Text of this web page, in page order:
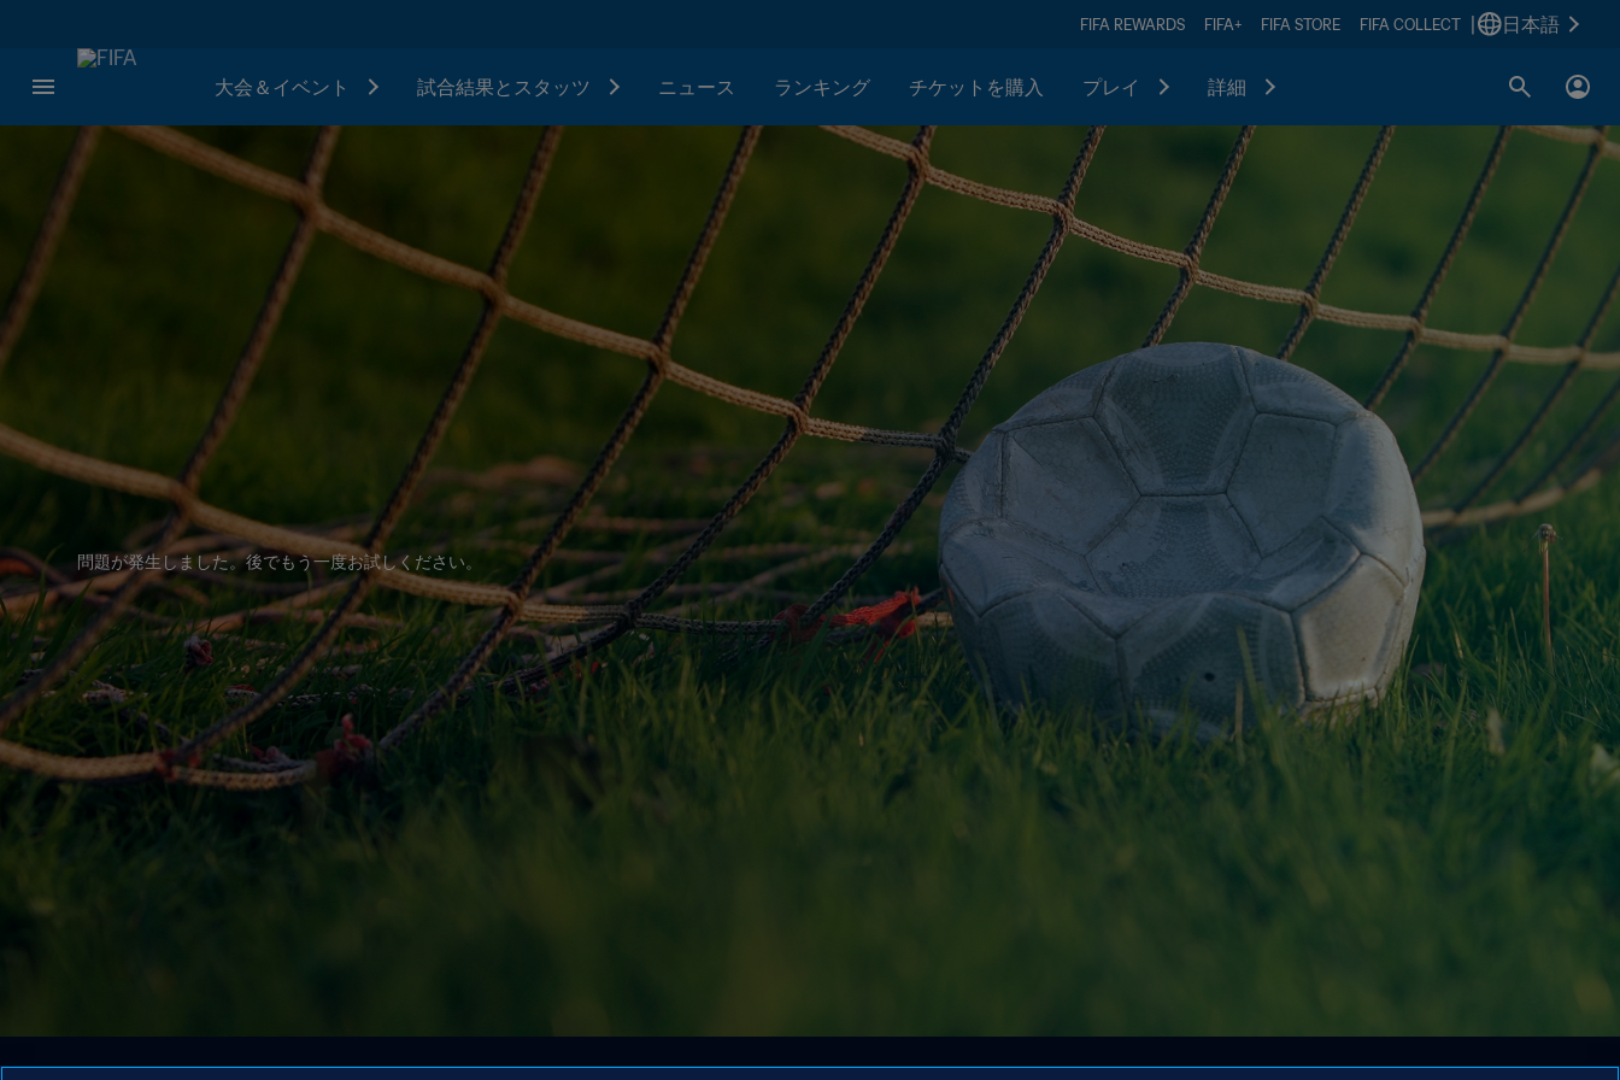
FIFA REWARDS FIFA+ FIFA STORE FIFA COLLECT 日本語
大会＆イベント 試合結果とスタッツ ニュース ランキング チケットを購入 プレイ 詳細
問題が発生しました。後でもう一度お試しください。